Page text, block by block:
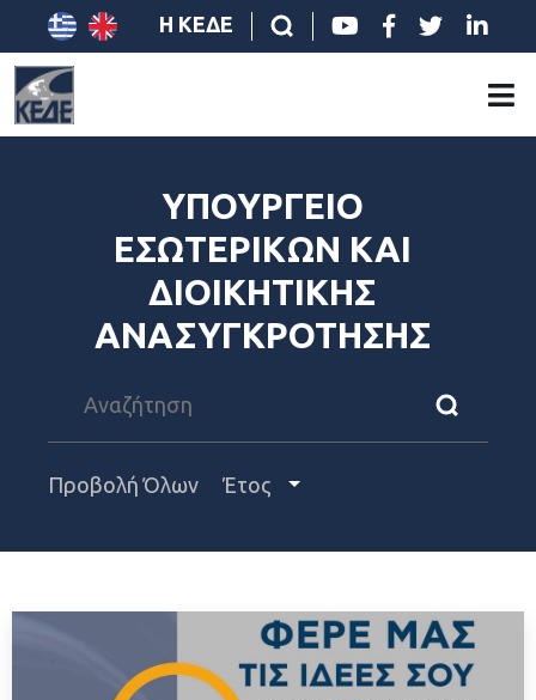
Η ΚΕΔΕ
ΥΠΟΥΡΓΕΙΟ
ΕΣΩΤΕΡΙΚΩΝ ΚΑΙ
ΔΙΟΙΚΗΤΙΚΗΣ
ΑΝΑΣΥΓΚΡΟΤΗΣΗΣ
Προβολή Όλων Έτος